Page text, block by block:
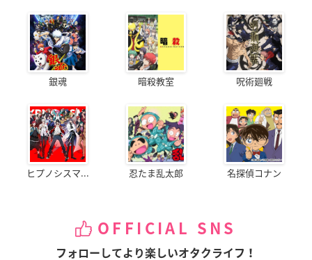
銀魂 暗殺教室 呪術廻戦
ヒプノシスマ... 忍たま乱太郎 名探偵コナン
OFFICIAL SNS
フォローしてより楽しいオタクライフ！